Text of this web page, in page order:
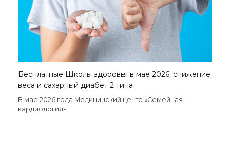
Бесплатные Школы здоровья в мае 2026: снижение
веса и сахарный диабет 2 типа
В мае 2026 года Медицинский центр «Семейная
кардиология»